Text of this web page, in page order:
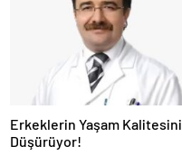
Erkeklerin Yaşam Kalitesini
Düşürüyor!